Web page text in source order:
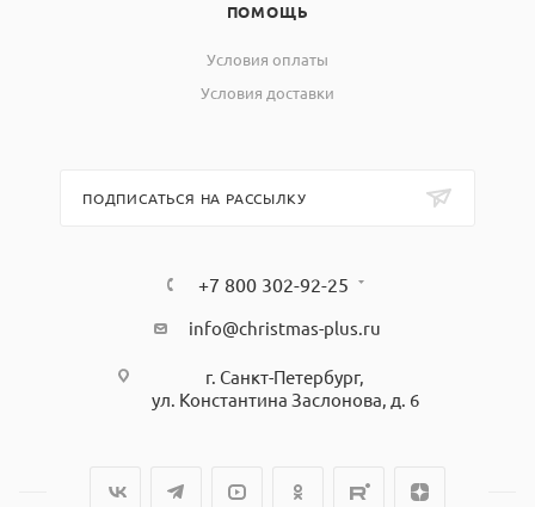
ПОМОЩЬ
Условия оплаты
Условия доставки
ПОДПИСАТЬСЯ НА РАССЫЛКУ
+7 800 302-92-25
info@christmas-plus.ru
г. Санкт-Петербург,
ул. Константина Заслонова, д. 6